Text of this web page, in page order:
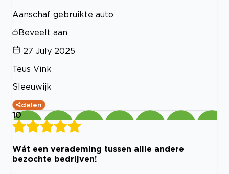
Aanschaf gebruikte auto
Beveelt aan
27 July 2025
Teus Vink
Sleeuwijk
delen
10
Wát een verademing tussen allle andere
bezochte bedrijven!